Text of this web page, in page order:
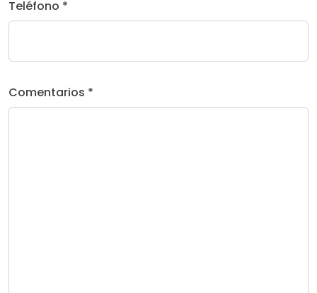
Teléfono *
Comentarios *